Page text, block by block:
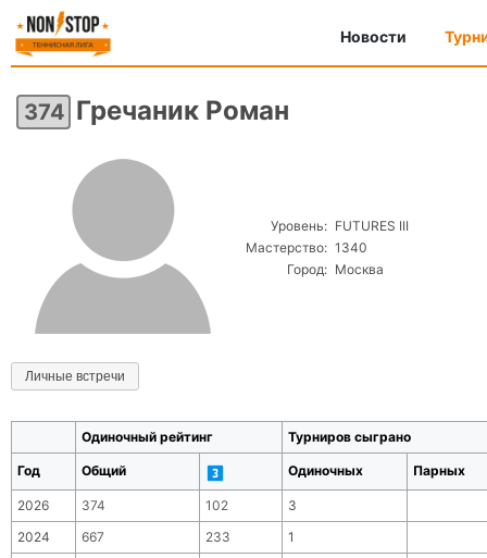
Новости
374 Гречаник Роман
Уровень: FUTURES III
Мастерство: 1340
Город: Москва
Личные встречи
Одиночный рейтинг Турниров сыграно
Год Общий Одиночных Парных
2026 374 102
3
2024
667 233
1